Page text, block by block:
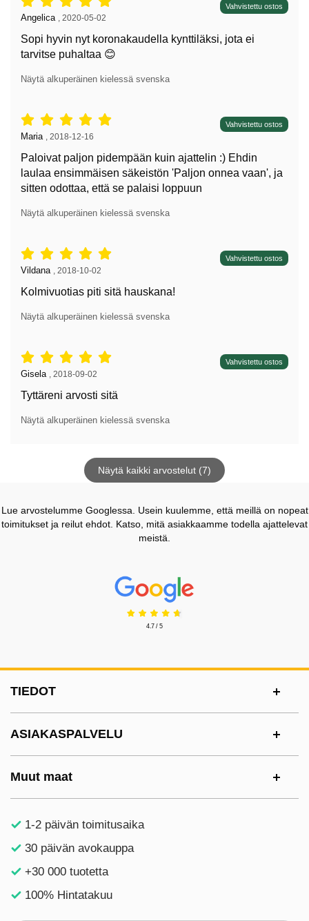
Arvostelu: 5 tähdet / 5, Vahvistettu ostos
Arvostelun kirjoittaja:
Angelica 2020-05-02
Sopi hyvin nyt koronakaudella kynttiläksi, jota ei
tarvitse puhaltaa 😊
Näytä alkuperäinen kielessä svenska
Arvostelu: 5 tähdet / 5, Vahvistettu ostos
Arvostelun kirjoittaja:
Maria 2018-12-16
Paloivat paljon pidempään kuin ajattelin :) Ehdin
laulaa ensimmäisen säkeistön 'Paljon onnea vaan', ja
sitten odottaa, että se palaisi loppuun
Näytä alkuperäinen kielessä svenska
Arvostelu: 5 tähdet / 5, Vahvistettu ostos
Arvostelun kirjoittaja:
Vildana 2018-10-02
Kolmivuotias piti sitä hauskana!
Näytä alkuperäinen kielessä svenska
Arvostelu: 5 tähdet / 5, Vahvistettu ostos
Arvostelun kirjoittaja:
Gisela 2018-09-02
Tyttäreni arvosti sitä
Näytä alkuperäinen kielessä svenska
Näytä kaikki arvostelut (7)
Lue arvostelumme Googlessa. Usein kuulemme, että meillä on nopeat
toimitukset ja reilut ehdot. Katso, mitä asiakkaamme todella ajattelevat
meistä.
Prisjakt Arvostelu: 4.7 Tähdet
4.7 / 5
TIEDOT
ASIAKASPALVELU
Muut maat
1-2 päivän toimitusaika
30 päivän avokauppa
+30 000 tuotetta
100% Hintatakuu